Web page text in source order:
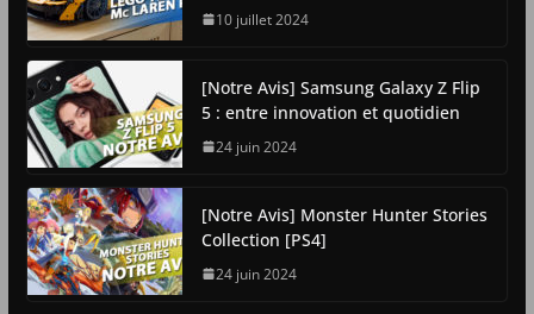
10 juillet 2024
[Notre Avis] Samsung Galaxy Z Flip
5 : entre innovation et quotidien
24 juin 2024
[Notre Avis] Monster Hunter Stories
Collection [PS4]
24 juin 2024